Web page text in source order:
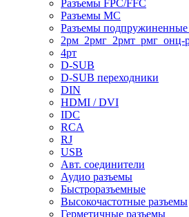
Разъемы FPC/FFC
Разъемы MC
Разъемы подпружиненные
2рм_2рмг_2рмт_рмг_онц-
4рт
D-SUB
D-SUB переходники
DIN
HDMI / DVI
IDC
RCA
RJ
USB
Авт. соединители
Аудио разъемы
Быстроразъемные
Высокочастотные разъемы
Герметичные разъемы